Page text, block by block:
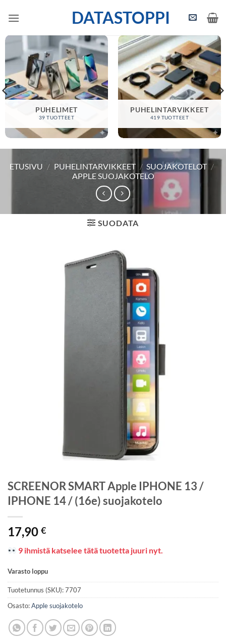
DATASTOPPI
PUHELIMET
39 TUOTTEET
PUHELINTARVIKKEET
419 TUOTTEET
ETUSIVU / PUHELINTARVIKKEET / SUOJAKOTELOT /
APPLE SUOJAKOTELO
SUODATA
SCREENOR SMART Apple IPHONE 13 /
IPHONE 14 / (16e) suojakotelo
17,90 €
9 ihmistä katselee tätä tuotetta juuri nyt.
Varasto loppu
Tuotetunnus (SKU):7707
Osasto:Apple suojakotelo